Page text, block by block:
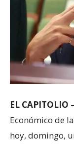
EL CAPITOLIO
Económico de
hoy, domingo,